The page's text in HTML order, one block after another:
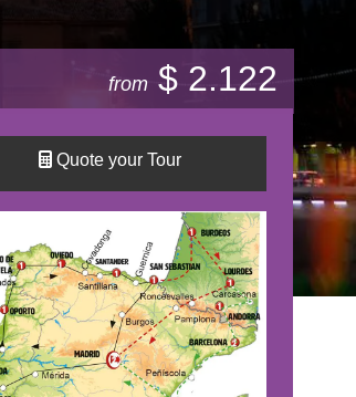
from$ 2.122
Quote your Tour